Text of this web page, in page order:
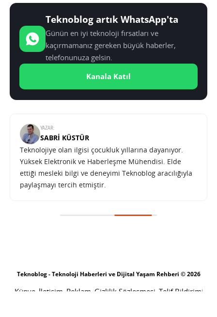
Teknoblog artık WhatsApp'ta
Günün en iyi teknoloji fırsatları ve
kaçırmamanız gereken büyük haberler,
telefonunuza gelsin.
Kanala Katıl
YAZAR:
SABRI KÜSTÜR
Teknolojiye olan ilgisi çocukluk yıllarına dayanıyor.
Yüksek Elektronik ve Haberleşme Mühendisi. Elde
ettiği mesleki bilgi ve deneyimi Teknoblog aracılığıyla
paylaşmayı tercih etmiştir.
Teknoblog - Teknoloji Haberleri ve Dijital Yaşam Rehberi © 2026
Künye İletişim Reklam Gizlilik Sözleşmesi Telif Bildirimi